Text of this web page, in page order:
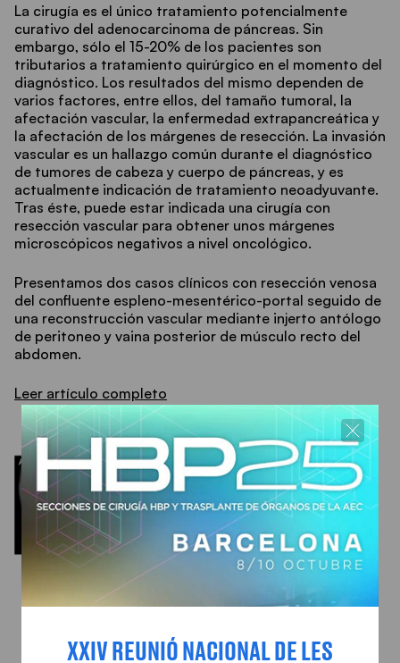
La cirugía es el único tratamiento potencialmente
curativo del adenocarcinoma de páncreas. Sin
embargo, sólo el 15-20% de los pacientes son
tributarios a tratamiento quirúrgico en el momento del
diagnóstico. Los resultados del mismo dependen de
varios factores, entre ellos, del tamaño tumoral, la
afectación vascular, la enfermedad extrapancreática y
la afectación de los márgenes de resección. La invasión
vascular es un hallazgo común durante el diagnóstico
de tumores de cabeza y cuerpo de páncreas, y es
actualmente indicación de tratamiento neoadyuvante.
Tras éste, puede estar indicada una cirugía con
resección vascular para obtener unos márgenes
microscópicos negativos a nivel oncológico.
Presentamos dos casos clínicos con resección venosa
del confluente espleno-mesentérico-portal seguido de
una reconstrucción vascular mediante injerto antólogo
de peritoneo y vaina posterior de músculo recto del
abdomen.
Leer artículo completo
XXIV REUNIÓ NACIONAL DE LES